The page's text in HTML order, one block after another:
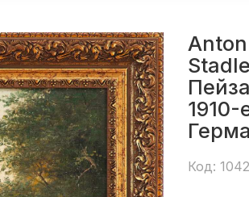
1910-
Код: